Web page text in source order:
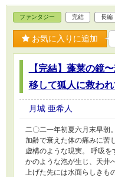
ることとなる。その同時期
た第六皇子ゲオルグが皇帝
リアナと共に新たな国を興
戦争を起こす。これに対し
きに従い惑星エルモアを乗
を経て、成長したノイン
も、空から外界の徒の本体
た魔物たちが自らを犠牲に
エルモアは守られ世界に
いますが、残酷、暴力、性
するものではありません。
しています。
ファンタジー 完結 長編
お気に入りに追加
【完結】蓬莱の鏡
移して狐人に救わ
月城 亜希人
二〇二一年初夏六月末早朝
加齢で衰えた体の痛みに苦
虚構のような現実。 呼吸
かのような泡が生じ、天井
上げた先には水面らしきも